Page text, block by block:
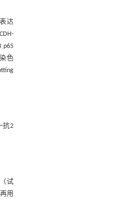
达
p65
色
抗2
试
用